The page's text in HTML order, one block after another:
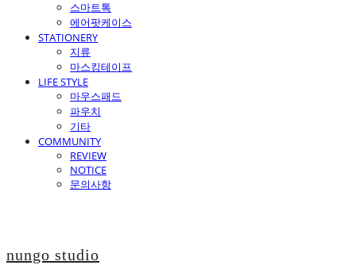
스마트톡
에어팟케이스
STATIONERY
지류
마스킹테이프
LIFE STYLE
마우스패드
파우치
기타
COMMUNITY
REVIEW
NOTICE
문의사항
nungo studio